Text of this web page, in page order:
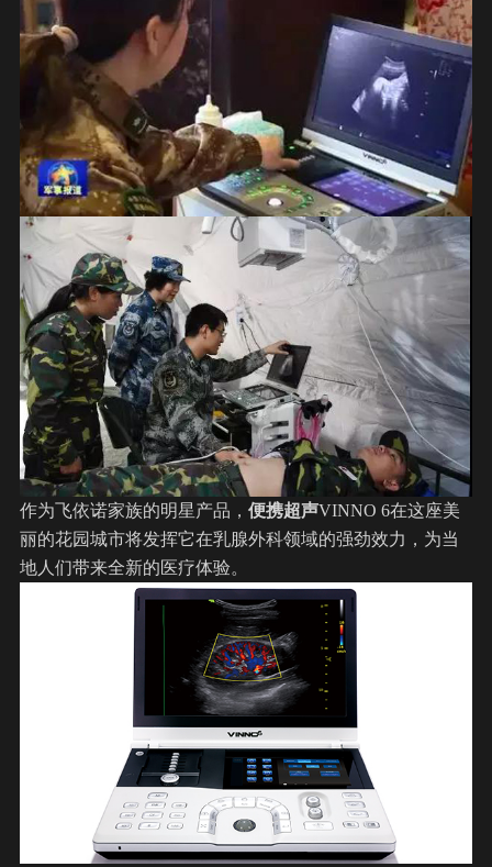
作为飞依诺家族的明星产品， 便携超声VINNO 6在这座美
丽的花园城市将发挥它在乳腺外科领域的强劲效力，为当
地人们带来全新的医疗体验。